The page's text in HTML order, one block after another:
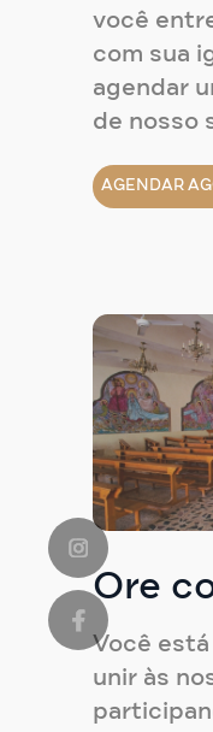
você
com sua
agendar
de nosso
AGENDAR
Ore
Você
unir às